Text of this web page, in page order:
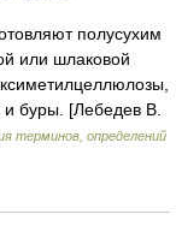
полусухим
или шлаковой
и буры. [Лебедев В.
терминов, определений